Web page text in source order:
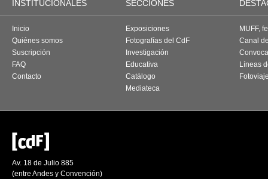
INSTITUCIONALES SECCIONES
Inicio
Quiénes somos
Suscripción
FAQ
Contacto
Exposiciones
Fotografías del CdF
Investigación
Educativa
Catálogo
Mediateca
MUFF,
Canal
Líneas
Av. 18 de Julio 885
(entre Andes y Convención)